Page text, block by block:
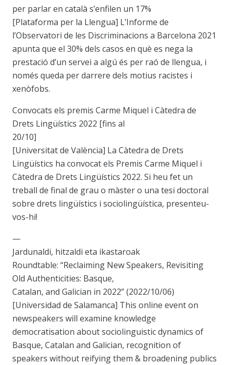
per parlar en català s’enfilen un 17%
[Plataforma per la Llengua] L’Informe de
l’Observatori de les Discriminacions a Barcelona 2021
apunta que el 30% dels casos en què es nega la
prestació d’un servei a algú és per raó de llengua, i
només queda per darrere dels motius racistes i
xenòfobs.
Convocats els premis Carme Miquel i Càtedra de
Drets Lingüístics 2022 [fins al
20/10]
[Universitat de València] La Càtedra de Drets
Lingüístics ha convocat els Premis Carme Miquel i
Càtedra de Drets Lingüístics 2022. Si heu fet un
treball de final de grau o màster o una tesi doctoral
sobre drets lingüístics i sociolingüística, presenteu-
vos-hi!
—
Jardunaldi, hitzaldi eta ikastaroak
Roundtable: “Reclaiming New Speakers, Revisiting
Old Authenticities: Basque,
Catalan, and Galician in 2022” (2022/10/06)
[Universidad de Salamanca] This online event on
newspeakers will examine knowledge
democratisation about sociolinguistic dynamics of
Basque, Catalan and Galician, recognition of
speakers without reifying them & broadening publics